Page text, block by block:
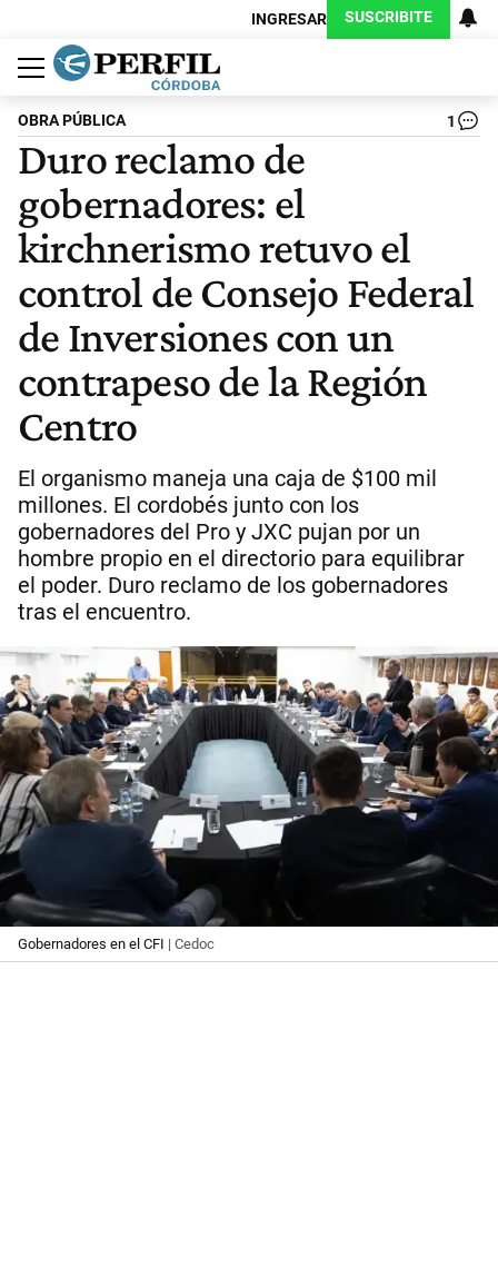
INGRESAR SUSCRIBITE
Política
Economía
Judiciales
Sociedad
Cultura
Espectáculos
Deportes
Protagonistas
OBRA PÚBLICA 1
Duro reclamo de
gobernadores: el
kirchnerismo retuvo el
control de Consejo Federal
de Inversiones con un
contrapeso de la Región
Centro
El organismo maneja una caja de $100 mil
millones. El cordobés junto con los
gobernadores del Pro y JXC pujan por un
hombre propio en el directorio para equilibrar
el poder. Duro reclamo de los gobernadores
tras el encuentro.
Gobernadores en el CFI | Cedoc